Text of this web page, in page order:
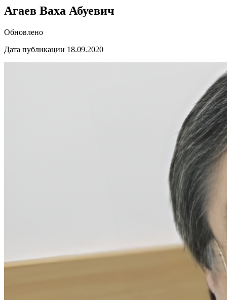
Агаев Ваха Абуевич
Обновлено
Дата публикации 18.09.2020